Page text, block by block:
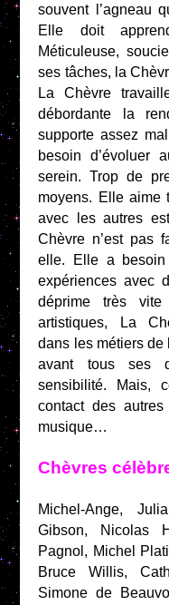
souvent l’agneau
Elle doit
Méticuleuse,
ses tâches, la
La Chèvre
débordante la
supporte assez
besoin d’évoluer
serein. Trop de
moyens. Elle aime
avec les autres
Chèvre n’est pas
elle. Elle a
expériences avec
déprime très
artistiques, La
dans les métiers de
avant tous ses
sensibilité. Mais,
contact des
musique…
Chèvres
Michel-Ange,
Gibson, Nicolas
Pagnol, Michel
Bruce Willis,
Simone de